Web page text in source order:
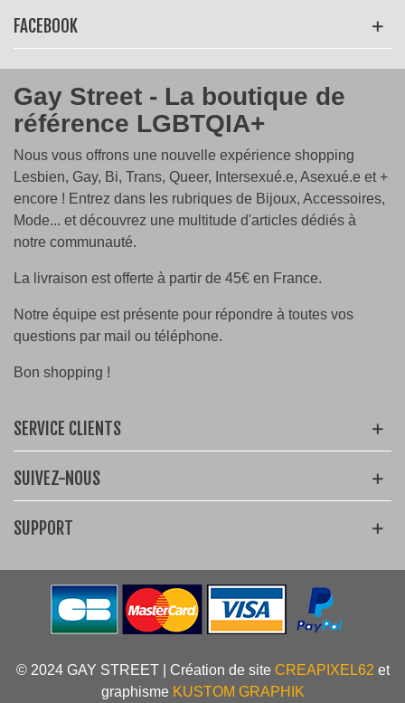
FACEBOOK
Gay Street - La boutique de
référence LGBTQIA+
Nous vous offrons une nouvelle expérience shopping
Lesbien, Gay, Bi, Trans, Queer, Intersexué.e, Asexué.e et +
encore ! Entrez dans les rubriques de Bijoux, Accessoires,
Mode... et découvrez une multitude d'articles dédiés à
notre communauté.
La livraison est offerte à partir de 45€ en France.
Notre équipe est présente pour répondre à toutes vos
questions par mail ou téléphone.
Bon shopping !
SERVICE CLIENTS
SUIVEZ-NOUS
SUPPORT
© 2024 GAY STREET | Création de site CREAPIXEL62 et
graphisme KUSTOM GRAPHIK